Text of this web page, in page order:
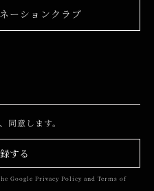
ーションクラブ
同意します。
する
Google Privacy Policy and Terms of